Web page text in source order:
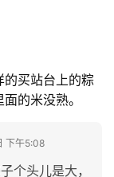
的买站台上的粽
的米没熟。
下午5:08
个头儿是大，